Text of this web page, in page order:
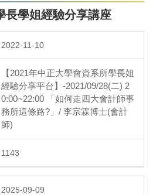
長學姐經驗分享講座
2022-11-10
【2021年中正大學會資系所學長姐
經驗分享平台】-2021/09/28(二) 2
0:00~22:00 「如何走四大會計師事
務所這條路?」/ 李宗霖博士(會計
師)
1143
2025-09-09